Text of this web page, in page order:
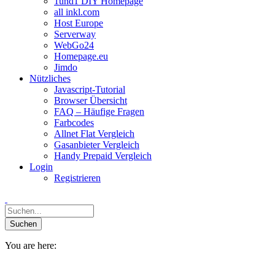
all inkl.com
Host Europe
Serverway
WebGo24
Homepage.eu
Jimdo
Nützliches
Javascript-Tutorial
Browser Übersicht
FAQ – Häufige Fragen
Farbcodes
Allnet Flat Vergleich
Gasanbieter Vergleich
Handy Prepaid Vergleich
Login
Registrieren
You are here: